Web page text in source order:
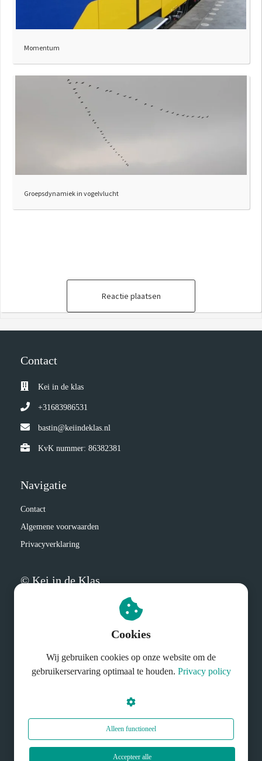
Momentum
Groepsdynamiek in vogelvlucht
Reactie plaatsen
Contact
Kei in de klas
+31683986531
bastin@keiindeklas.nl
KvK nummer: 86382381
Navigatie
Contact
Algemene voorwaarden
Privacyverklaring
© Kei in de Klas
Cookies
Wij gebruiken cookies op onze website om de
gebruikerservaring optimaal te houden. Privacy policy
Alleen functioneel
Accepteer alle